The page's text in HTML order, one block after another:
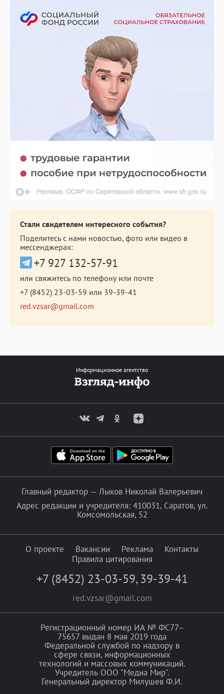
Стали свидетелем интересного события?
Поделитесь с нами новостью, фото или видео в
мессенджерах:
+7 927 132-57-91
или свяжитесь по телефону или почте
+7 (8452) 23-03-59 или 39-39-41
red.vzsar@gmail.com
Информационное агентство
Главный редактор — Лыков Николай Валерьевич
Адрес редакции и учредителя: 410031, Саратов, ул.
Комсомольская, 52
О проекте Вакансии Реклама
Контакты
Правила цитирования
+7 (8452) 23-03-59, 39-39-41
red.vzsar@gmail.com
Регистрационный номер ИА № ФС77–
75657 выдан 8 мая 2019 года
Федеральной службой по надзору в
сфере связи, информационных
технологий и массовых коммуникаций.
Учредитель ООО "Медиа Мир".
Генеральный директор Милушев Ф.И.